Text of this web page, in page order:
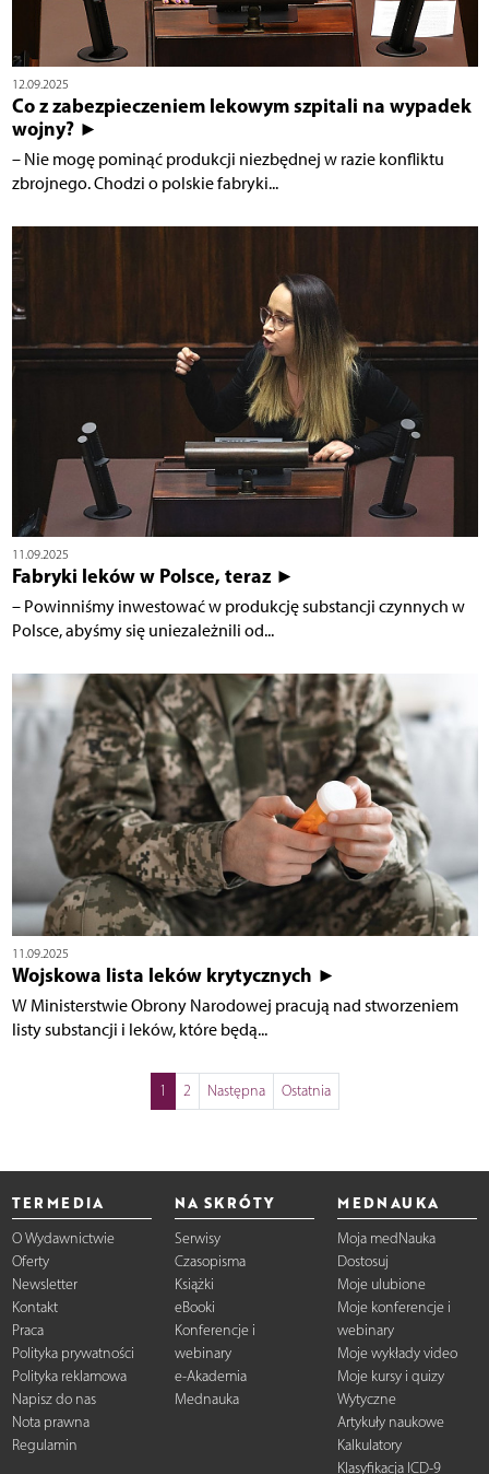
12.09.2025
Co z zabezpieczeniem lekowym szpitali na wypadek
wojny? ►
– Nie mogę pominąć produkcji niezbędnej w razie konfliktu
zbrojnego. Chodzi o polskie fabryki...
11.09.2025
Fabryki leków w Polsce, teraz ►
– Powinniśmy inwestować w produkcję substancji czynnych w
Polsce, abyśmy się uniezależnili od...
11.09.2025
Wojskowa lista leków krytycznych ►
W Ministerstwie Obrony Narodowej pracują nad stworzeniem
listy substancji i leków, które będą...
1 2 Następna Ostatnia
TERMEDIA
O Wydawnictwie
Oferty
Newsletter
Kontakt
Praca
Polityka prywatności
Polityka reklamowa
Napisz do nas
Nota prawna
Regulamin
NA SKRÓTY
Serwisy
Czasopisma
Książki
eBooki
Konferencje i
webinary
e-Akademia
Mednauka
MEDNAUKA
Moja medNauka
Dostosuj
Moje ulubione
Moje konferencje i
webinary
Moje wykłady video
Moje kursy i quizy
Wytyczne
Artykuły naukowe
Kalkulatory
Klasyfikacja ICD-9